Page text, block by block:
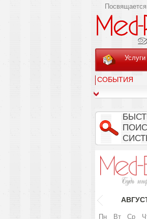
Услуги
СОБЫТИЯ
Пн Вт Ср